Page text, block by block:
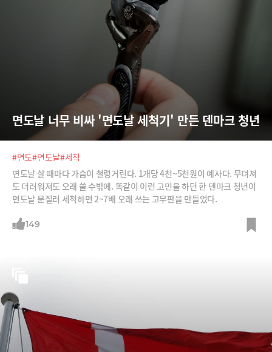
면도날 너무 비싸 '면도날 세척기' 만든 덴마크 청년
#면도#면도날#세척
면도날 살 때마다 가슴이 철렁거린다. 1개당 4천~5천원이 예사다. 무뎌져
도 더러워져도 오래 쓸 수밖에. 똑같이 이런 고민을 하던 한 덴마크 청년이
면도날 문질러 세척하면 2~7배 오래 쓰는 고무판을 만들었다.
149